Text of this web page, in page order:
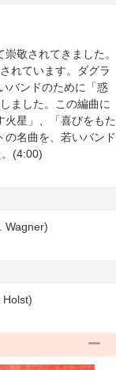
敬されてきました。
れています。ダグラ
バンドのために「惑
ました。この編曲に
火星」、「喜びをもた
の名曲を、若いバンド
(4:00)
Wagner)
Holst)